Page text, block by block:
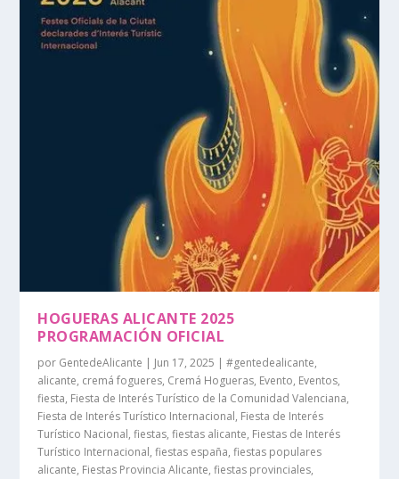
HOGUERAS ALICANTE 2025
PROGRAMACIÓN OFICIAL
por GentedeAlicante | Jun 17, 2025 |#gentedealicante,
alicante, cremá fogueres, Cremá Hogueras, Evento, Eventos,
fiesta, Fiesta de Interés Turístico de la Comunidad Valenciana,
Fiesta de Interés Turístico Internacional, Fiesta de Interés
Turístico Nacional,fiestas,fiestas alicante, Fiestas de Interés
Turístico Internacional,fiestas españa,fiestas populares
alicante, Fiestas Provincia Alicante,fiestas provinciales,